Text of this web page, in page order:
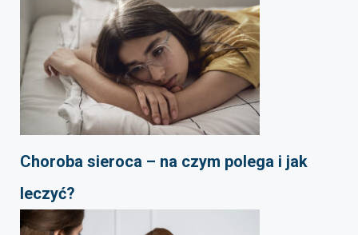
Choroba sieroca – na czym polega i jak
leczyć?